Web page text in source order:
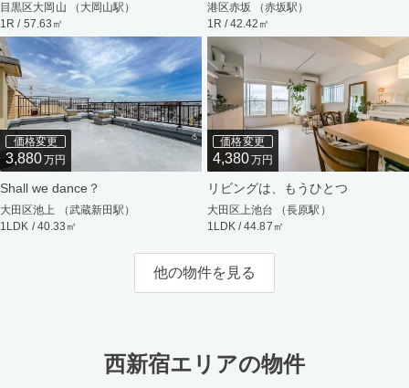
目黒区大岡山 （大岡山駅）
1R / 57.63㎡
港区赤坂 （赤坂駅）
1R / 42.42㎡
価格変更
3,880万円
Shall we dance？
大田区池上 （武蔵新田駅）
1LDK / 40.33㎡
価格変更
4,380万円
リビングは、もうひとつ
大田区上池台 （長原駅）
1LDK / 44.87㎡
他の物件を見る
西新宿エリアの物件